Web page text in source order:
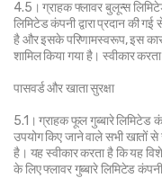
4.5। ग्राहक फ्लावर बुलून्स
लिमिटेड कंपनी द्वारा प्रदान की
है और इसके परिणामस्वरूप, इस
शामिल किया गया है। स्वीकार
पासवर्ड और खाता सुरक्षा
5.1। ग्राहक फूल गुब्बारे लिमिटेड
उपयोग किए जाने वाले सभी खातों से
है। यह स्वीकार करता है कि यह
के लिए फ्लावर गुब्बारे लिमिटेड